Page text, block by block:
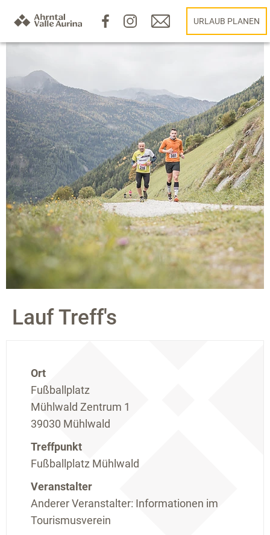
URLAUB PLANEN
Lauf Treff's
Ort
Fußballplatz
Mühlwald Zentrum 1
39030 Mühlwald
Treffpunkt
Fußballplatz Mühlwald
Veranstalter
Anderer Veranstalter: Informationen im
Tourismusverein